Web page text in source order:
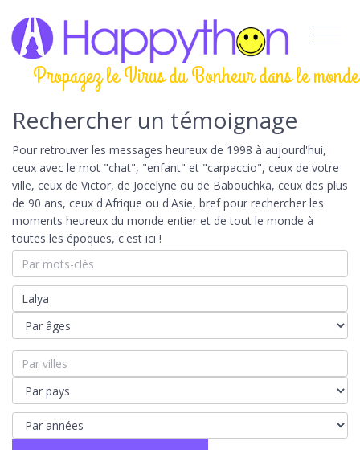
Propagez le Virus du Bonheur dans le monde
Rechercher un témoignage
Pour retrouver les messages heureux de 1998 à aujourd'hui,
ceux avec le mot "chat", "enfant" et "carpaccio", ceux de votre
ville, ceux de Victor, de Jocelyne ou de Babouchka, ceux des plus
de 90 ans, ceux d'Afrique ou d'Asie, bref pour rechercher les
moments heureux du monde entier et de tout le monde à
toutes les époques, c'est ici !